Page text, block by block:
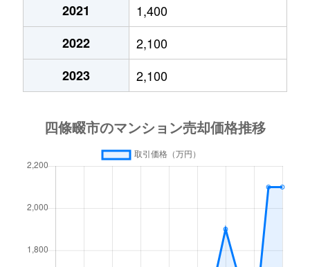
2021
1,400
2022
2,100
2023
2,100